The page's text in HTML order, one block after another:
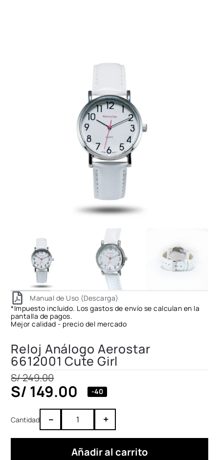
Manual de Uso (Descarga)
*Impuesto incluido. Los gastos de envío se calculan en la
pantalla de pagos.
Mejor calidad - precio del mercado
Reloj Análogo Aerostar
6612001 Cute Girl
S/249.00
S/ 149.00 -40
– +
Añadir al carrito